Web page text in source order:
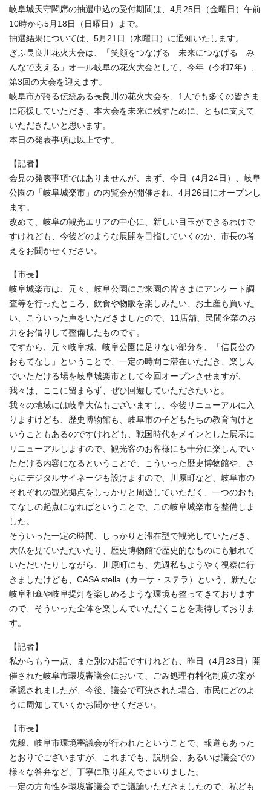
岐阜城天守閣席の抽選申込の受付期間は、4月25日（金曜日）午前
10時から5月18日（日曜日）まで。
抽選結果については、5月21日（水曜日）に通知いたします。
ぎふ長良川花火大会は、「笑顔をつなげる 未来につなげる み
んなで支える」オール岐阜の花火大会として、今年（令和7年）、
第3回の大会を迎えます。
岐阜市が誇る伝統ある長良川の花火大会を、1人でも多くの皆さま
に応援していただき、本大会を未来に残すために、ともに支えて
いただきたいと思います。
本日の発表事項は以上です。
【記者】
会見の発表事項ではありませんが、まず、今日（4月24日）、岐阜
公園の「岐阜城楽市」の内覧会が開催され、4月26日にオープンし
ます。
改めて、岐阜の観光エリアの中心に、新しい目玉ができるわけで
すけれども、今後どのような展開を目指していくのか、市長の考
えをお聞かせください。
【市長】
岐阜城楽市は、元々、岐阜公園にご来園の皆さまにアンケート調
査等を行ったところ、飲食や物販を楽しみたい、お土産も買いた
い、こういった声をいただきましたので、11店舗、民間企業のお
力をお借りして整備したものです。
ですから、元々岐阜城、岐阜公園に足りない部分を、「信長公の
おもてなし」ということで、一定の時間ご滞在いただき、楽しん
でいただける場を岐阜城楽市として今回オープンさせますが、
我々は、ここに留まらず、ぜひ回遊していただきたいと。
我々の地域には岐阜大仏もございますし、今後リニューアルに入
りますけども、歴史博物館も、岐阜市の子どもたちの教育向けと
いうこともあるのですけれども、戦国時代をメインとした展示に
リニューアルしますので、観光客のお客様にも十分に楽しんでい
ただける内容になるということで、こういった歴史博物館や、さ
らにデジタルサイネージも設けますので、川原町など、岐阜市の
それぞれの観光拠点をしっかりと周遊していただく、一つのおも
てなしの起点になればということで、この岐阜城楽市を整備しま
した。
そういった一定の時間、しっかりと滞在型で観光していただき、
大仏を見ていただいたり、歴史博物館で歴史的なものにも触れて
いただいたりしながら、川原町にも、先週私もようやく視察に行
きましたけども、CASA stella（カーサ・ステラ）という、新たな
岐阜和傘や岐阜提灯を楽しめるような環境も整ってきております
ので、そういった全体を楽しんでいただくことを期待しておりま
す。
【記者】
私からもう一点、また別のお話ですけれども、昨日（4月23日）開
催された岐阜市環境審議会において、ごみ処理有料化制度の案が
承認されましたが、今後、議会で可決された場合、市民にどのよ
うに周知していくかお聞かせください。
【市長】
先般、岐阜市環境審議会が行われたということで、報道もあった
とおりでございますが、これまでも、説明会、あるいは議会での
様々な答弁など、丁寧に取り組んでまいりました。
一定の方向性を環境審議会でご議論いただきましたので、私ども